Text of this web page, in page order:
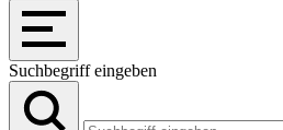
Suchbegriff eingeben